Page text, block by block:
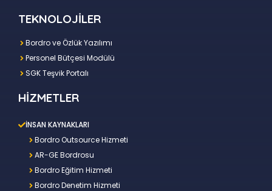
TEKNOLOJİLER
Bordro ve Özlük Yazılımı
Personel Bütçesi Modülü
SGK Teşvik Portalı
HİZMETLER
İNSAN KAYNAKLARI
Bordro Outsource Hizmeti
AR-GE Bordrosu
Bordro Eğitim Hizmeti
Bordro Denetim Hizmeti